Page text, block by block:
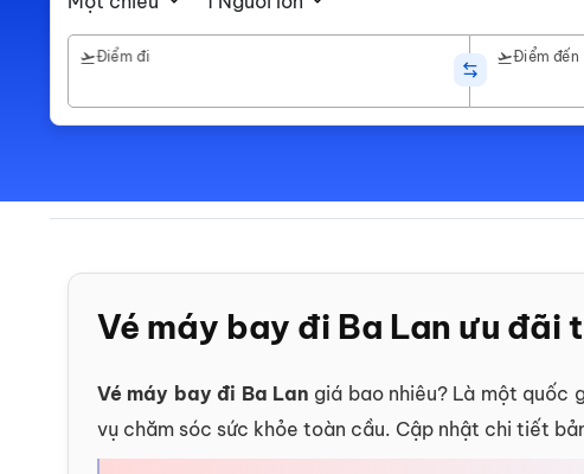
Điểm đi Điểm đến
Vé máy bay đi Ba Lan ưu
Vé máy bay đi Ba Lan giá bao nhiêu? Là một quốc
vụ chăm sóc sức khỏe toàn cầu. Cập nhật chi tiết